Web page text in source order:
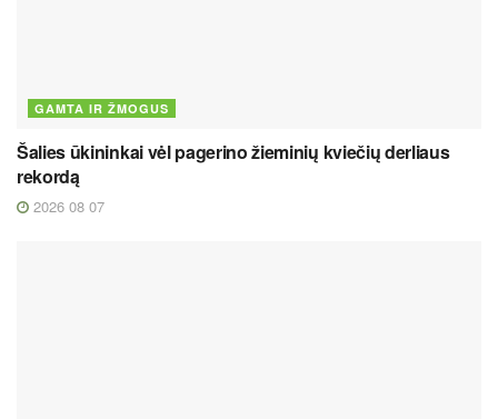
GAMTA IR ŽMOGUS
Šalies ūkininkai vėl pagerino žieminių kviečių derliaus
rekordą
2026 08 07